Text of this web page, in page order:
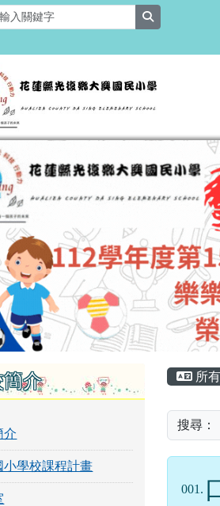
大興國民小
區域內容
簡介
介
小學校課程計畫
主內
所
搜尋：
001.